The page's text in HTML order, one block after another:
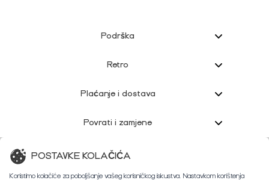
Podrška
Retro
Plaćanje i dostava
Povrati i zamjene
Korisnička podrška
POSTAVKE KOLAČIĆA
Koristimo kolačiće za poboljšanje vašeg korisničkog iskustva. Nastavkom korištenja